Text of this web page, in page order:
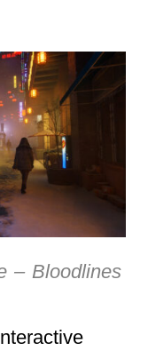
– Bloodlines